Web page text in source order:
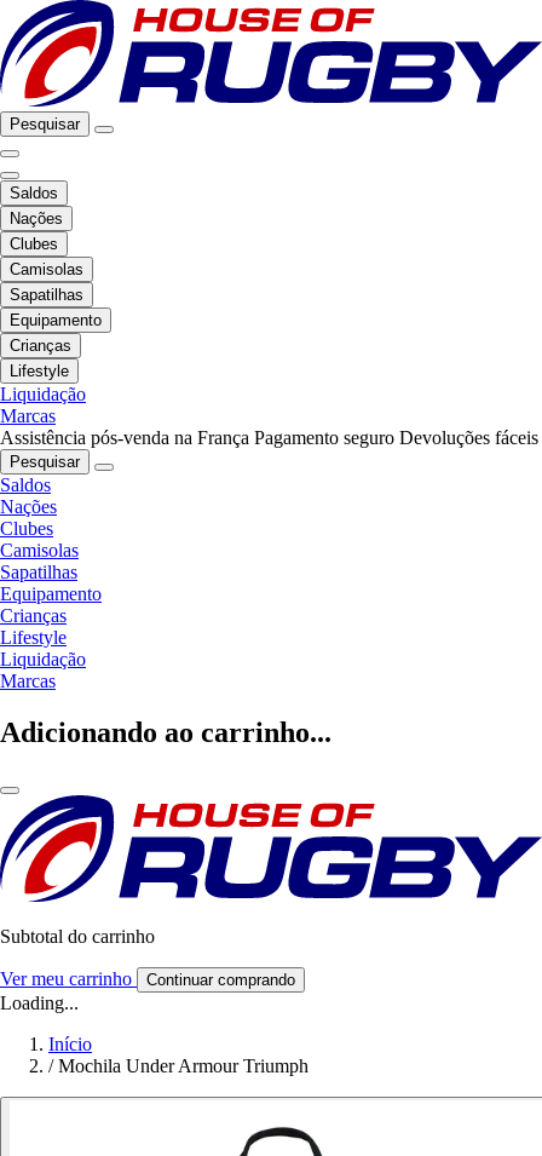
Pesquisar
Saldos
Nações
Clubes
Camisolas
Sapatilhas
Equipamento
Crianças
Lifestyle
Liquidação
Marcas
Assistência pós-venda na França Pagamento seguro Devoluções fáceis
Pesquisar
Saldos
Nações
Clubes
Camisolas
Sapatilhas
Equipamento
Crianças
Lifestyle
Liquidação
Marcas
Adicionando ao carrinho...
Subtotal do carrinho
Ver meu carrinho Continuar comprando
Loading...
Início
/ Mochila Under Armour Triumph